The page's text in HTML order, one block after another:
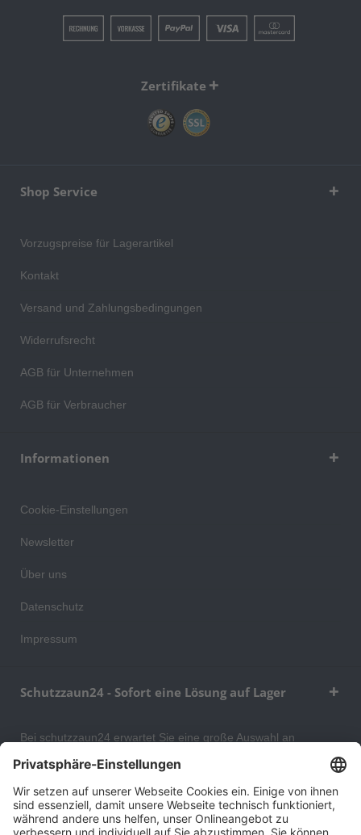
Zertifikate
Shop Service
Vorzugspreise für Lagerartikel
Kontakt
Versand und Zahlungsbedingungen
Widerrufsrecht
AGB für Unternehmen
AGB für Verbraucher
Informationen
Cookie-Einstellungen
Newsletter
Über uns
Datenschutz
Impressum
Schutzzaun24 - Sofort eine Lösung auf Lager
Bei schutzzaun24 erwartet Sie eine große Auswahl an
Schutzgittern, Schutzeinrichtungen, Absturzsicherungen und
auch Ihr Wohngebäude optimal organisieren und sichern
können. An unserem Versandlager bevorraten wir ein großes